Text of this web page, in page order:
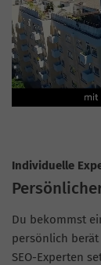
Individuelle
Du bekommst
persönlich
SEO-Experten